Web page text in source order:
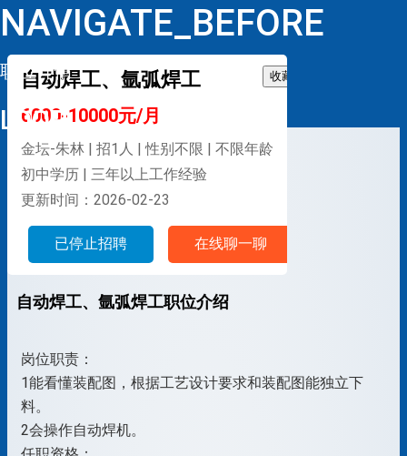
NAVIGATE_BEFORE
职位详情
LOOP
自动焊工、氩弧焊工 收藏
6000-10000元/月
金坛-朱林 | 招1人 | 性别不限 | 不限年龄
初中学历 | 三年以上工作经验
更新时间：2026-02-23
已停止招聘 在线聊一聊
自动焊工、氩弧焊工职位介绍
岗位职责：
1能看懂装配图，根据工艺设计要求和装配图能独立下
料。
2会操作自动焊机。